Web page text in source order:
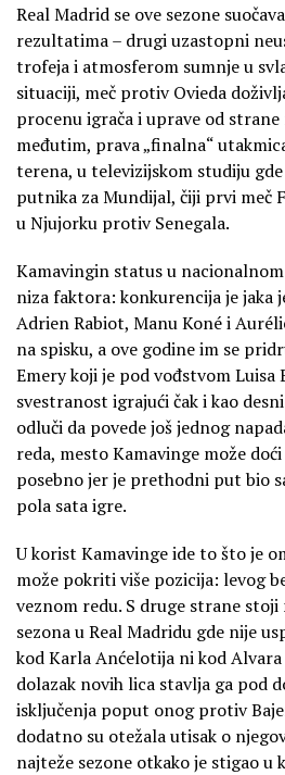
Real Madrid se ove sezone
rezultatima – drugi uzastopni
trofeja i atmosferom sumnje u
situaciji, meč protiv Ovieda
procenu igrača i uprave od strane
međutim, prava „finalna“
terena, u televizijskom studiju
putnika za Mundijal, čiji prvi meč
u Njujorku protiv Senegala.
Kamavingin status u
niza faktora: konkurencija je jaka
Adrien Rabiot, Manu Koné i
na spisku, a ove godine im se
Emery koji je pod vođstvom Luisa
svestranost igrajući čak i kao
odluči da povede još jednog
reda, mesto Kamavinge može
posebno jer je prethodni put bio
pola sata igre.
U korist Kamavinge ide to što je
može pokriti više pozicija: levog
veznom redu. S druge strane
sezona u Real Madridu gde nije
kod Karla Anćelotija ni kod
dolazak novih lica stavlja ga pod
isključenja poput onog protiv
dodatno su otežala utisak o
najteže sezone otkako je stigao u